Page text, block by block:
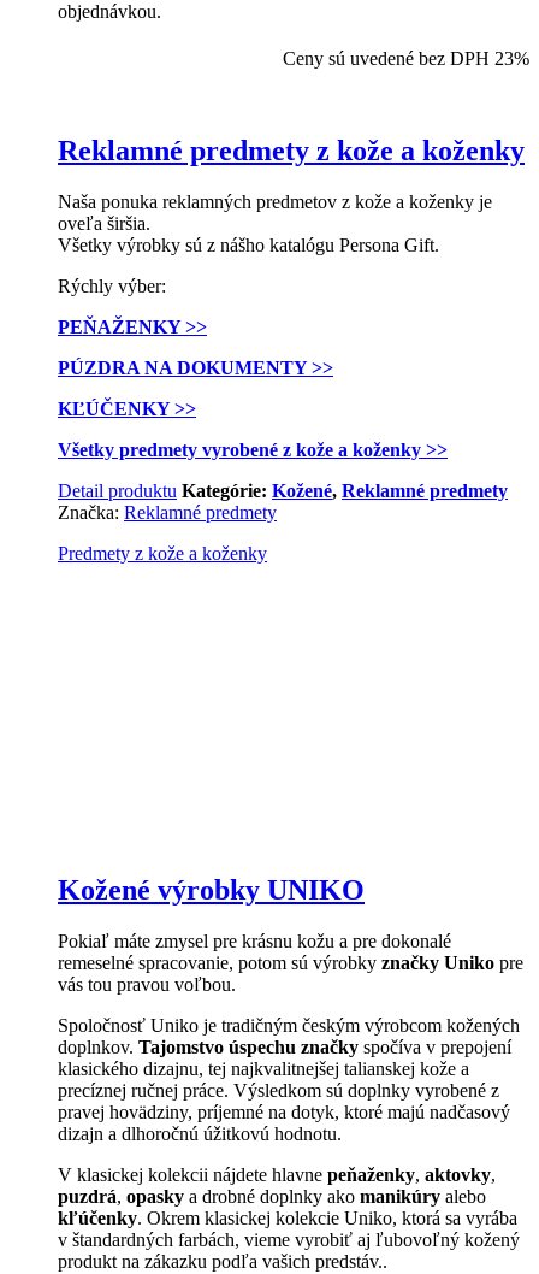
objednávkou.
Ceny sú uvedené bez DPH 23%
Reklamné predmety z kože a koženky
Naša ponuka reklamných predmetov z kože a koženky je
oveľa širšia.
Všetky výrobky sú z nášho katalógu Persona Gift.
Rýchly výber:
PEŇAŽENKY >>
PÚZDRA NA DOKUMENTY >>
KĽÚČENKY >>
Všetky predmety vyrobené z kože a koženky >>
Detail produktu Kategórie: Kožené, Reklamné predmety
Značka: Reklamné predmety
Predmety z kože a koženky
Kožené výrobky UNIKO
Pokiaľ máte zmysel pre krásnu kožu a pre dokonalé
remeselné spracovanie, potom sú výrobky značky Uniko pre
vás tou pravou voľbou.
Spoločnosť Uniko je tradičným českým výrobcom kožených
doplnkov. Tajomstvo úspechu značky spočíva v prepojení
klasického dizajnu, tej najkvalitnejšej talianskej kože a
precíznej ručnej práce. Výsledkom sú doplnky vyrobené z
pravej hovädziny, príjemné na dotyk, ktoré majú nadčasový
dizajn a dlhoročnú úžitkovú hodnotu.
V klasickej kolekcii nájdete hlavne peňaženky, aktovky,
puzdrá, opasky a drobné doplnky ako manikúry alebo
kľúčenky. Okrem klasickej kolekcie Uniko, ktorá sa vyrába
v štandardných farbách, vieme vyrobiť aj ľubovoľný kožený
produkt na zákazku podľa vašich predstáv..